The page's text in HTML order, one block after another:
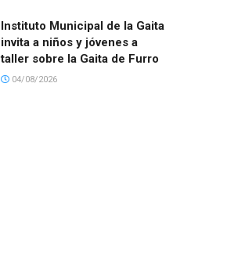
Instituto Municipal de la Gaita
invita a niños y jóvenes a
taller sobre la Gaita de Furro
04/08/2026